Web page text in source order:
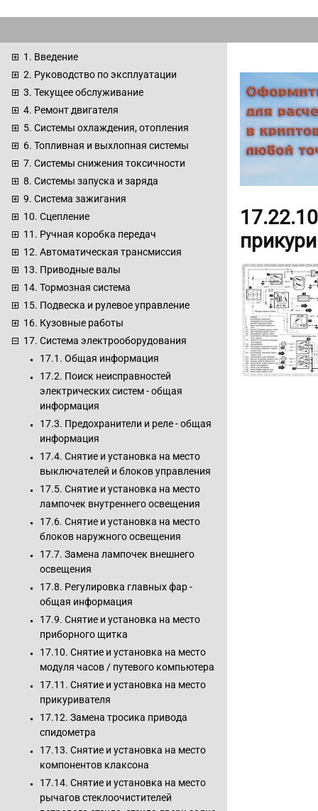
1. Введение
2. Руководство по эксплуатации
3. Текущее обслуживание
4. Ремонт двигателя
5. Системы охлаждения, отопления
6. Топливная и выхлопная системы
7. Системы снижения токсичности
8. Системы запуска и заряда
9. Система зажигания
10. Сцепление
11. Ручная коробка передач
12. Автоматическая трансмиссия
13. Приводные валы
14. Тормозная система
15. Подвеска и рулевое управление
16. Кузовные работы
17. Система электрооборудования
17.1. Общая информация
17.2. Поиск неисправностей
электрических систем - общая
информация
17.3. Предохранители и реле - общая
информация
17.4. Снятие и установка на место
выключателей и блоков управления
17.5. Снятие и установка на место
лампочек внутреннего освещения
17.6. Снятие и установка на место
блоков наружного освещения
17.7. Замена лампочек внешнего
освещения
17.8. Регулировка главных фар -
общая информация
17.9. Снятие и установка на место
приборного щитка
17.10. Снятие и установка на место
модуля часов / путевого компьютера
17.11. Снятие и установка на место
прикуривателя
17.12. Замена тросика привода
спидометра
17.13. Снятие и установка на место
компонентов клаксона
17.14. Снятие и установка на место
рычагов стеклоочистителей